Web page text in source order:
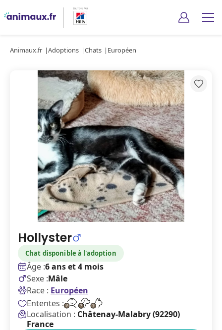
Animaux.fr Adoptions Chats Européen
Hollyster
Chat disponible à l'adoption
Âge :6 ans et 4 mois
Sexe :Mâle
Race : Européen
Ententes :
Localisation : Châtenay-Malabry (92290)
France